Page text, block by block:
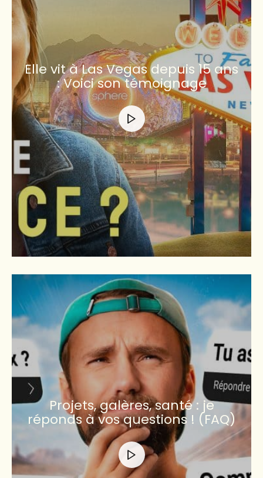
Elle vit à Las Vegas depuis 15 ans
: Voici son témoignage
Projets, galères, santé : je
réponds à vos questions ! (FAQ)